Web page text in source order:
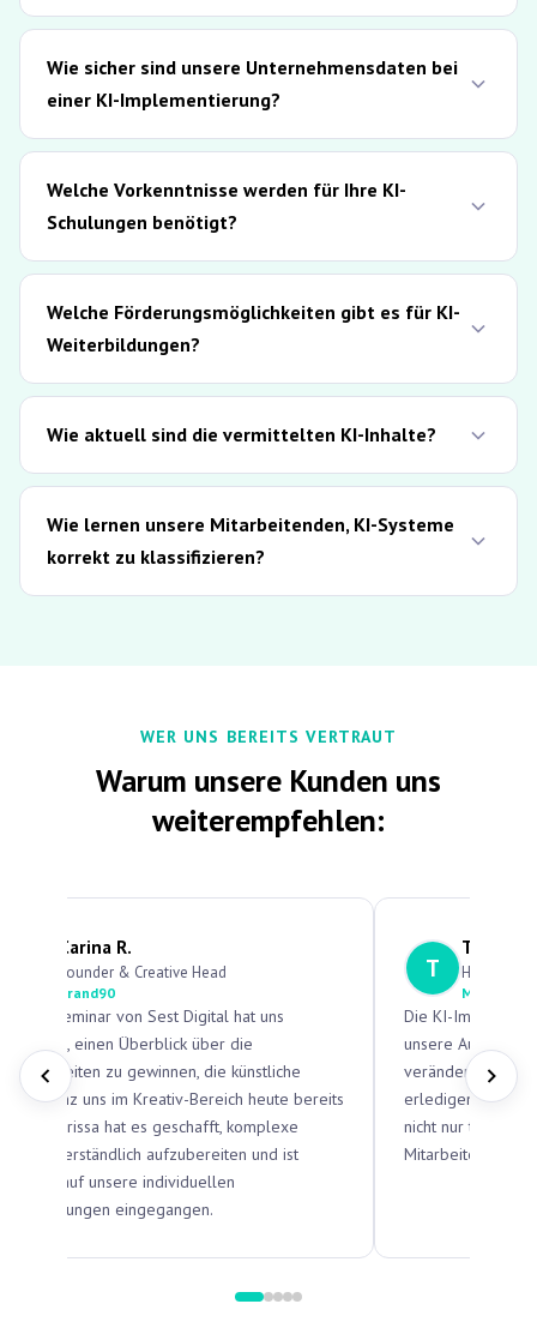
Wie sicher sind unsere Unternehmensdaten bei
einer KI-Implementierung?
Welche Vorkenntnisse werden für Ihre KI-
Schulungen benötigt?
Welche Förderungsmöglichkeiten gibt es für KI-
Weiterbildungen?
Wie aktuell sind die vermittelten KI-Inhalte?
Wie lernen unsere Mitarbeitenden, KI-Systeme
korrekt zu klassifizieren?
WER UNS BEREITS VERTRAUT
Warum unsere Kunden uns
weiterempfehlen:
Carina R.
Founder & Creative Head
brand90
Das KI-Seminar von Sest Digital hat uns
geholfen, einen Überblick über die
Möglichkeiten zu gewinnen, die künstliche
Intelligenz uns im Kreativ-Bereich heute bereits
bietet. Larissa hat es geschafft, komplexe
Inhalte verständlich aufzubereiten und ist
flexibel auf unsere individuellen
Anforderungen eingegangen.
T
Thomas
Head of
Die KI-
unsere
verändert. Was
erledigen wir jetzt
nicht nur
Mitarbeiter